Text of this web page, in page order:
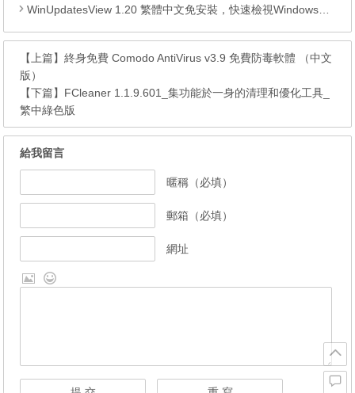
WinUpdatesView 1.20 繁體中文免安裝，快速檢視Windows更新的免費工具
【上篇】終身免費 Comodo AntiVirus v3.9 免費防毒軟體 （中文
版）
【下篇】 FCleaner 1.1.9.601_集功能於一身的清理和優化工具_
繁中綠色版
給我留言
暱稱（必填）
郵箱（必填）
網址